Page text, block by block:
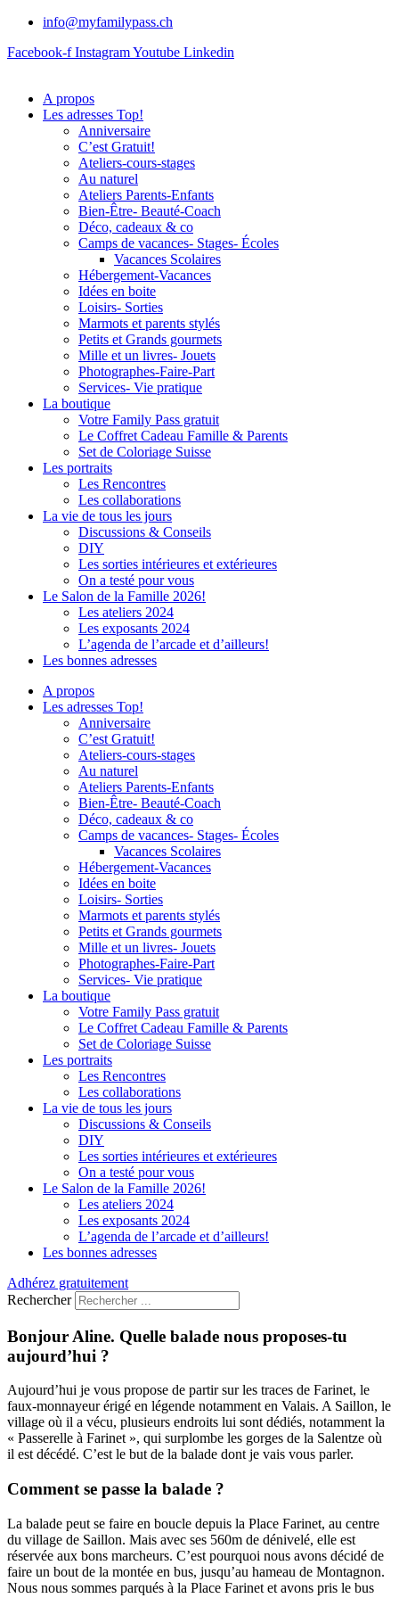
info@myfamilypass.ch
Facebook-f InstagramYoutube Linkedin
A propos
Les adresses Top!
Anniversaire
C’est Gratuit!
Ateliers-cours-stages
Au naturel
Ateliers Parents-Enfants
Bien-Être- Beauté-Coach
Déco, cadeaux & co
Camps de vacances- Stages- Écoles
Vacances Scolaires
Hébergement-Vacances
Idées en boite
Loisirs- Sorties
Marmots et parents stylés
Petits et Grands gourmets
Mille et un livres- Jouets
Photographes-Faire-Part
Services- Vie pratique
La boutique
Votre Family Pass gratuit
Le Coffret Cadeau Famille & Parents
Set de Coloriage Suisse
Les portraits
Les Rencontres
Les collaborations
La vie de tous les jours
Discussions & Conseils
DIY
Les sorties intérieures et extérieures
On a testé pour vous
Le Salon de la Famille 2026!
Les ateliers 2024
Les exposants 2024
L’agenda de l’arcade et d’ailleurs!
Les bonnes adresses
A propos
Les adresses Top!
Anniversaire
C’est Gratuit!
Ateliers-cours-stages
Au naturel
Ateliers Parents-Enfants
Bien-Être- Beauté-Coach
Déco, cadeaux & co
Camps de vacances- Stages- Écoles
Vacances Scolaires
Hébergement-Vacances
Idées en boite
Loisirs- Sorties
Marmots et parents stylés
Petits et Grands gourmets
Mille et un livres- Jouets
Photographes-Faire-Part
Services- Vie pratique
La boutique
Votre Family Pass gratuit
Le Coffret Cadeau Famille & Parents
Set de Coloriage Suisse
Les portraits
Les Rencontres
Les collaborations
La vie de tous les jours
Discussions & Conseils
DIY
Les sorties intérieures et extérieures
On a testé pour vous
Le Salon de la Famille 2026!
Les ateliers 2024
Les exposants 2024
L’agenda de l’arcade et d’ailleurs!
Les bonnes adresses
Adhérez gratuitement
Rechercher
Bonjour Aline. Quelle balade nous proposes-tu
aujourd’hui ?
Aujourd’hui je vous propose de partir sur les traces de Farinet, le
faux-monnayeur érigé en légende notamment en Valais. A Saillon, le
village où il a vécu, plusieurs endroits lui sont dédiés, notamment la
« Passerelle à Farinet », qui surplombe les gorges de la Salentze où
il est décédé. C’est le but de la balade dont je vais vous parler.
Comment se passe la balade ?
La balade peut se faire en boucle depuis la Place Farinet, au centre
du village de Saillon. Mais avec ses 560m de dénivelé, elle est
réservée aux bons marcheurs. C’est pourquoi nous avons décidé de
faire un bout de la montée en bus, jusqu’au hameau de Montagnon.
Nous nous sommes parqués à la Place Farinet et avons pris le bus